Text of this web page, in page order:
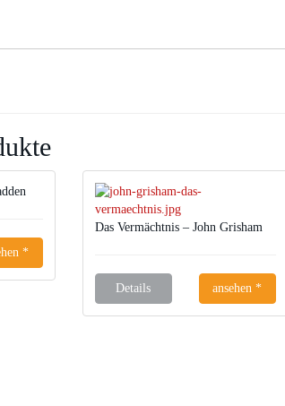
*
Das Vermächtnis – John Grisham
Details ansehen *